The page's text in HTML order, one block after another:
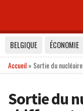
BELGIQUE ÉCONOMIE
Accueil» Sortie du
Sortie du